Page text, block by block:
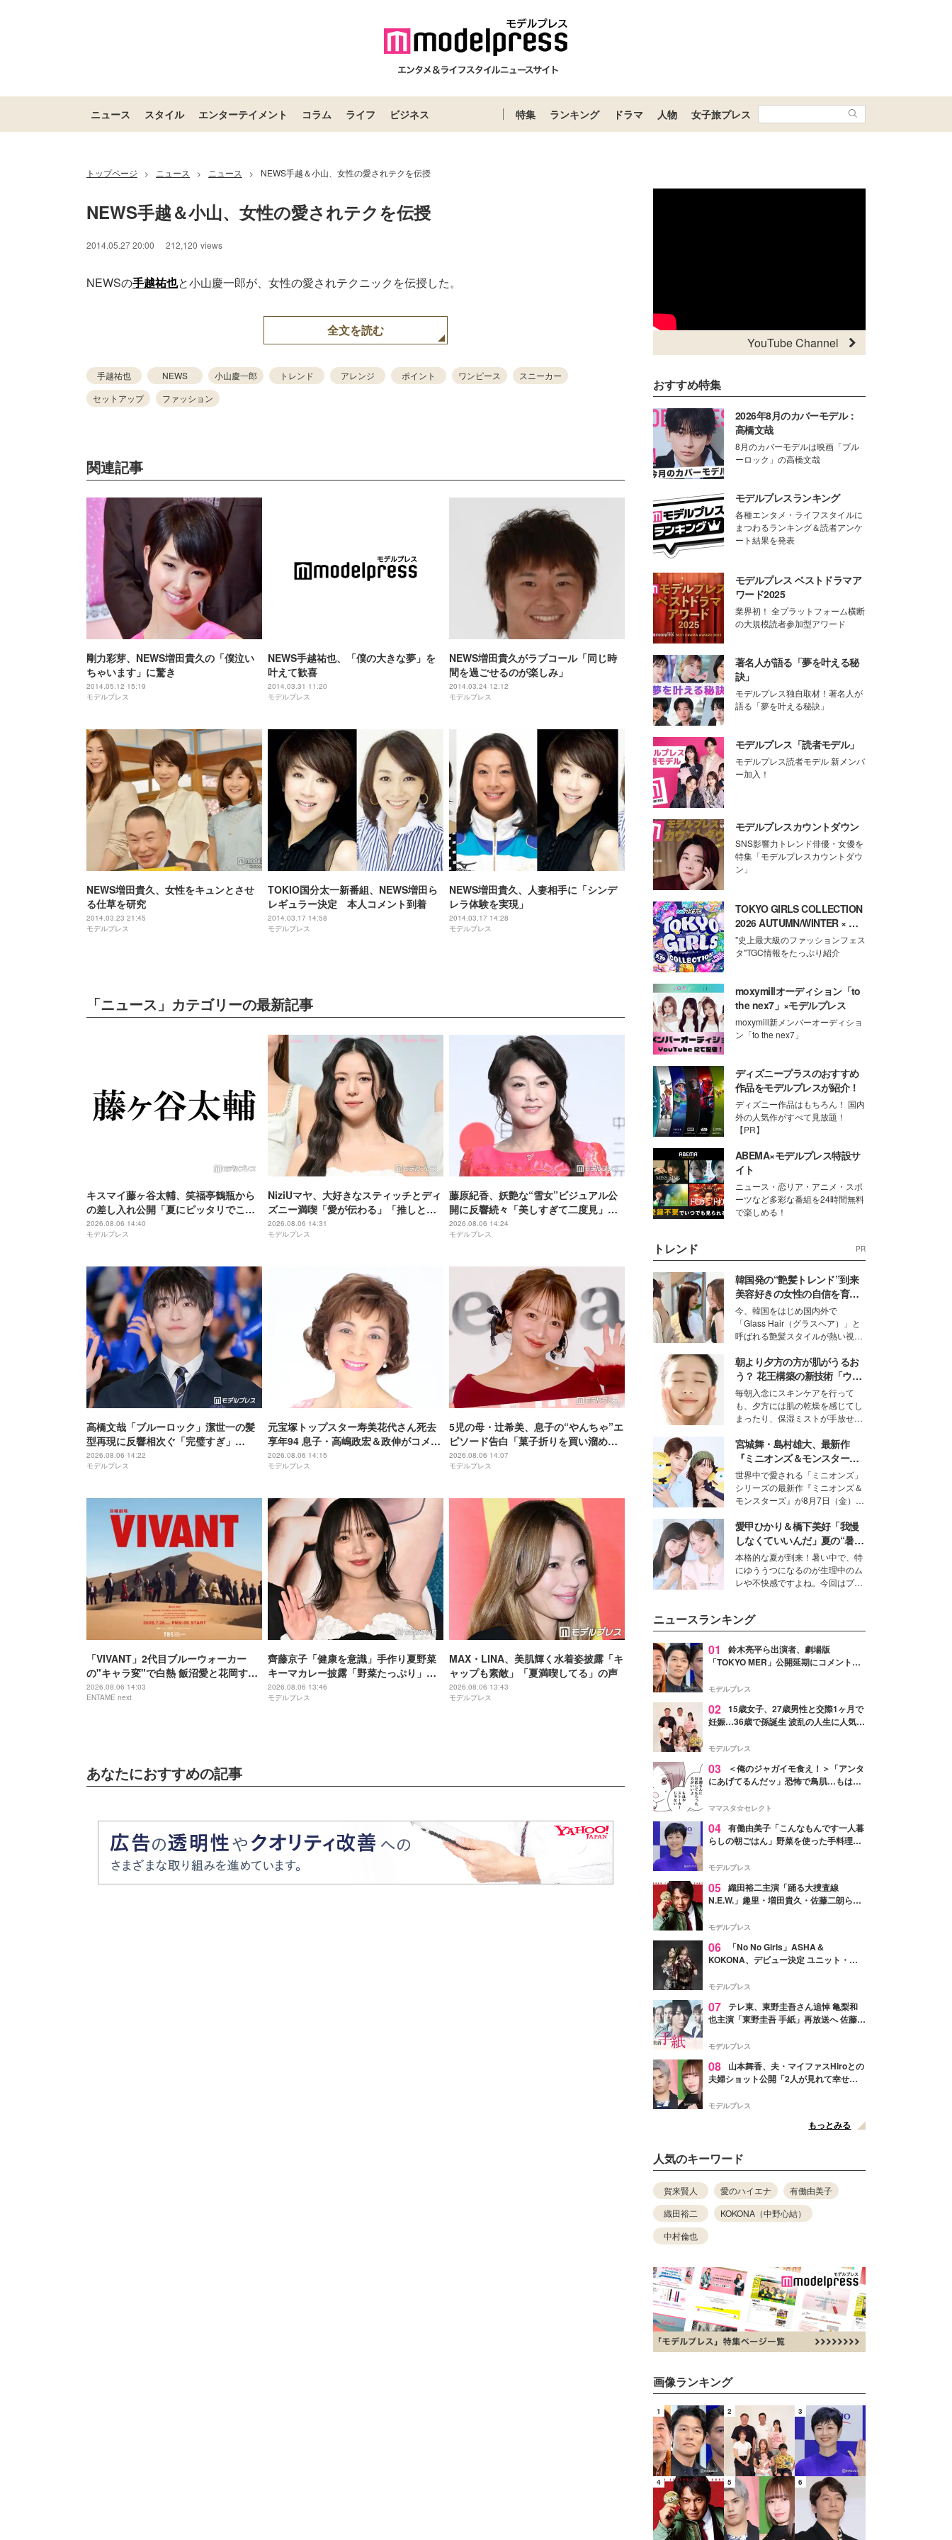
ニュース スタイル エンターテイメント コラム ライフ ビジネス 特集 ランキング ドラマ 人物 女子旅プレス
トップページ > ニュース > ニュース > NEWS手越＆小山、女性の愛されテクを伝授
NEWS手越＆小山、女性の愛されテクを伝授
2014.05.27 20:00 212,120 views
NEWSの手越祐也と小山慶一郎が、女性の愛されテクニックを伝授した。
全文を読む
手越祐也 NEWS 小山慶一郎 トレンド アレンジ ポイント ワンピース
スニーカー
セットアップ
ファッション
関連記事
剛力彩芽、NEWS増田貴久の「僕泣い
ちゃいます」に驚き
2014.05.12 15:19
モデルプレス
NEWS手越祐也、「僕の大きな夢」を
叶えて歓喜
2014.03.31 11:20
モデルプレス
NEWS増田貴久がラブコール「同じ時
間を過ごせるのが楽しみ」
2014.03.24 12:12
モデルプレス
NEWS増田貴久、女性をキュンとさせ
る仕草を研究
2014.03.23 21:45
モデルプレス
TOKIO国分太一新番組、NEWS増田ら
レギュラー決定 本人コメント到着
2014.03.17 14:58
モデルプレス
NEWS増田貴久、人妻相手に「シンデ
レラ体験を実現」
2014.03.17 14:28
モデルプレス
「ニュース」カテゴリーの最新記事
キスマイ藤ヶ谷太輔、笑福亭鶴瓶から
の差し入れ公開「夏にピッタリでこれ
は嬉しい」「豪華すぎる」
2026.08.06 14:40
モデルプレス
NiziUマヤ、大好きなスティッチとディ
ズニー満喫「愛が伝わる」「推しと推
しの2ショット最高」
2026.08.06 14:31
モデルプレス
藤原紀香、妖艶な“雪女”ビジュアル公
開に反響続々「美しすぎて二度見」
「オーラ凄い」
2026.08.06 14:24
モデルプレス
高橋文哉「ブルーロック」潔世一の髪
型再現に反響相次ぐ「完璧すぎ」
「「お茶目すぎる」
2026.08.06 14:22
モデルプレス
元宝塚トップスター寿美花代さん死去
享年94 息子・高嶋政宏＆政伸がコメン
ト「最期の最期まで大女優」
2026.08.06 14:15
モデルプレス
5児の母・辻希美、息子の“やんちゃ”エ
ピソード告白「菓子折りを買い溜めし
ていた」「物を壊しちゃったとか」
2026.08.06 14:07
モデルプレス
「VIVANT」2代目ブルーウォーカー
の"キャラ変"で白熱 飯沼愛と花岡すみ
れ「どっちがいい?」論争
2026.08.06 14:03
ENTAME next
齊藤京子「健康を意識」手作り夏野菜
キーマカレー披露「野菜たっぷり」
「盛り付けが美しすぎる」と絶賛の声
2026.08.06 13:46
モデルプレス
MAX・LINA、美肌輝く水着姿披露「キ
ャップも素敵」「夏満喫してる」の声
2026.08.06 13:43
モデルプレス
あなたにおすすめの記事
YouTube Channel
おすすめ特集
2026年8月のカバーモデル：
高橋文哉
8月のカバーモデルは映画「ブル
ーロック」の高橋文哉
モデルプレスランキング
各種エンタメ・ライフスタイルに
まつわるランキング＆読者アンケ
ート結果を発表
モデルプレス ベストドラマア
ワード2025
業界初！ 全プラットフォーム横断
の大規模読者参加型アワード
著名人が語る「夢を叶える秘
訣」
モデルプレス独自取材！著名人が
語る「夢を叶える秘訣」
モデルプレス「読者モデル」
モデルプレス読者モデル 新メンバ
ー加入！
モデルプレスカウントダウン
SNS影響力トレンド俳優・女優を
特集「モデルプレスカウントダウ
ン」
TOKYO GIRLS COLLECTION
2026 AUTUMN/WINTER × モ
デルプレス
"史上最大級のファッションフェス
タ"TGC情報をたっぷり紹介
moxymillオーディション「to
the nex7」×モデルプレス
moxymill新メンバーオーディショ
ン「to the nex7」
ディズニープラスのおすすめ
作品をモデルプレスが紹介！
ディズニー作品はもちろん！ 国内
外の人気作がすべて見放題！
【PR】
ABEMA×モデルプレス特設サ
イト
ニュース・恋リア・アニメ・スポ
ーツなど多彩な番組を24時間無料
で楽しめる！
トレンド PR
韓国発の“艶髪トレンド”到来
美容好きの女性の自信を育む
「ヘアケア事情」って？
今、韓国をはじめ国内外で
「Glass Hair（グラスヘア）」と
呼ばれる艶髪スタイルが熱い視線
ションの完成度を高めるベースと
して、“髪そのものの美しさ”に改
めて注目する人が増えている様
子。今回は、そんな憧れの艶やか
な髪を日常で叶える、美容好きの
女性たちのヘアケア事情を紹介し
ます。
朝より夕方の方が肌がうるお
う？ 花王構築の新技術「ウォ
ーターキャプチャリングスキ
ン（捕水肌）」がスキンケア
の常識を変える予感
毎朝入念にスキンケアを行って
も、夕方には肌の乾燥を感じてし
まったり、保湿ミストが手放せな
な美容の常識を大きく変える可能
性を秘めた、革新的な「Water
Capturing Skin（ウォーターキャ
プチャリングスキン：捕水肌）」
技術を、花王が構築した。
宮城舞・島村雄大、最新作
『ミニオンズ＆モンスター
ズ』の魅力熱弁 ハチャメチャ
だけじゃない“友情と絆”に感
動
世界中で愛される「ミニオンズ」
シリーズの最新作『ミニオンズ＆
モンスターズ』が8月7日（金）に
ニオン好き”という共通点を持つモ
デルの宮城舞と島村雄大の特別対
談をお届け！それぞれの視点か
ら、今作ならではの魅力や予想外
の感動をもたらす奥深いストーリ
ーについて熱く語り合ってもらっ
愛甲ひかり＆橋下美好「我慢
しなくていいんだ」夏の“暑さ
対策”の新しい選択肢とは？
本格的な夏が到来！暑い中で、特
にゆううつになるのが生理中のム
レや不快感ですよね。今回はプラ
好さんを迎えて本音で女子会トー
ク。猛暑のお出かけを快適に過ご
すヒントや、2人が感動した夏の
生理の新常識にも迫りました。
ニュースランキング
01
鈴木亮平ら出演者、劇場版
「TOKYO MER」公開延期にコメント
最大の敬意とエールを」
モデルプレス
02 15歳女子、27歳男性と交際1ヶ月で
妊娠…36歳で孫誕生 波乱の人生に人気タ
よ！」
モデルプレス
03
＜俺のジャガイモ食え！＞「アンタ
にあげてるんだッ」恐怖で鳥肌…もはや
ママスタ☆セレクト
04 有働由美子「こんなもんです一人暮
らしの朝ごはん」野菜を使った手料理公
そう」と反響
モデルプレス
05 織田裕二主演「踊る大捜査線
N.E.W.」趣里・増田貴久・佐藤二朗ら新
徴する“謎のキーワード”も
モデルプレス
06
「No No Girls」ASHA＆
KOKONA、デビュー決定 ユニット・
リリースへ
モデルプレス
07 テレ東、東野圭吾さん追悼 亀梨和
也主演「東野圭吾 手紙」再放送へ 佐藤隆
モデルプレス
08
山本舞香、夫・マイファスHiroとの
夫婦ショット公開「2人が見れて幸せ」
モデルプレス
もっとみる
人気のキーワード
賀来賢人 愛のハイエナ
有働由美子
織田裕二
KOKONA（中野心結）
中村倫也
画像ランキング
1 2 3
4 5 6